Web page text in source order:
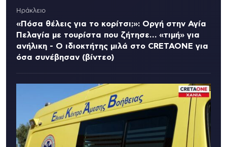
Ηράκλειο
«Πόσα θέλεις για το κορίτσι;»: Οργή στην Αγία
Πελαγία με τουρίστα που ζήτησε… «τιμή» για
ανήλικη - Ο ιδιοκτήτης μιλά στο CRETAONE για
όσα συνέβησαν (βίντεο)